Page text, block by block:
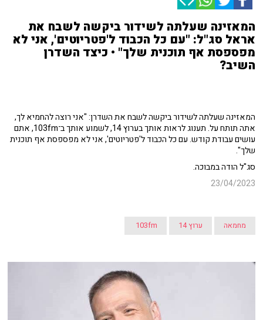
המאזינה שעלתה לשידור ביקשה לשבח את
אראל סג"ל: "עם כל הכבוד ל'פטריוטים', אני לא
מפספסת אף תוכנית שלך" • כיצד השדרן
השיב?
המאזינה שעלתה לשידור ביקשה לשבח את השדרן: "אני רוצה להחמיא לך,
אתה תותח על. תענוג לראות אותך בערוץ 14, לשמוע אותך ב־103fm, אתם
עושים עבודת קודש. עם כל הכבוד ל'פטריוטים', אני לא מפספסת אף תוכנית
שלך".
סג"ל הודה במבוכה.
23/04/2023
מחמאה ערוץ 14 103fm